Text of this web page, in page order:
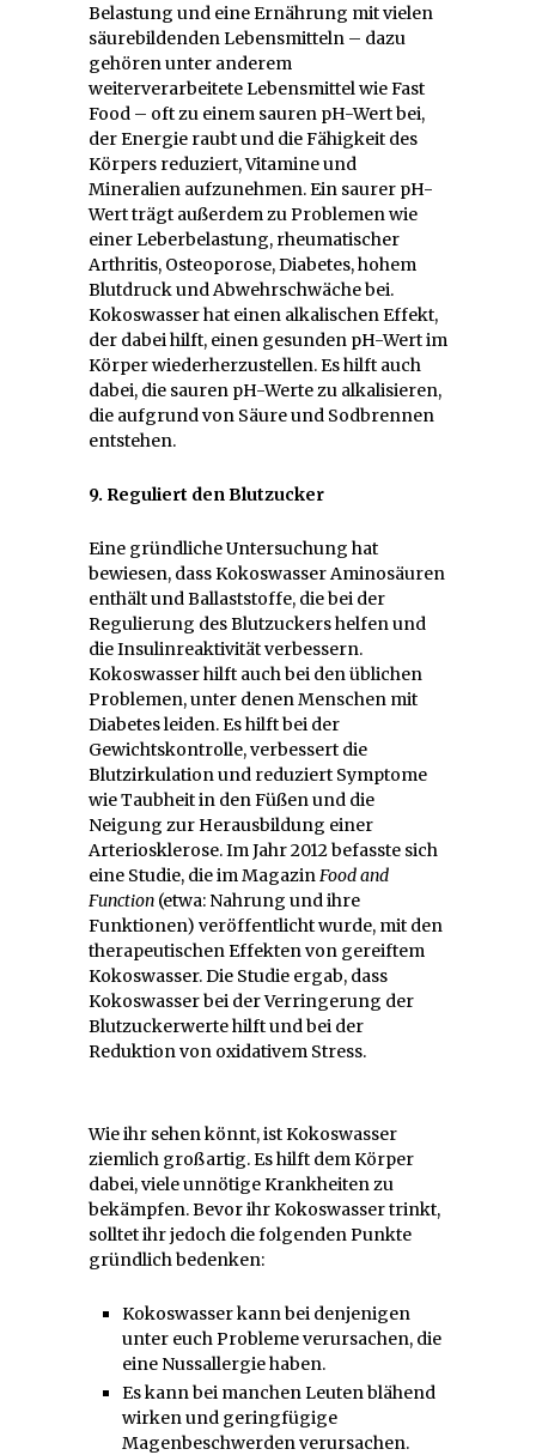
Belastung und eine Ernährung mit vielen
säurebildenden Lebensmitteln – dazu
gehören unter anderem
weiterverarbeitete Lebensmittel wie Fast
Food – oft zu einem sauren pH-Wert bei,
der Energie raubt und die Fähigkeit des
Körpers reduziert, Vitamine und
Mineralien aufzunehmen. Ein saurer pH-
Wert trägt außerdem zu Problemen wie
einer Leberbelastung, rheumatischer
Arthritis, Osteoporose, Diabetes, hohem
Blutdruck und Abwehrschwäche bei.
Kokoswasser hat einen alkalischen Effekt,
der dabei hilft, einen gesunden pH-Wert im
Körper wiederherzustellen. Es hilft auch
dabei, die sauren pH-Werte zu alkalisieren,
die aufgrund von Säure und Sodbrennen
entstehen.
9. Reguliert den Blutzucker
Eine gründliche Untersuchung hat
bewiesen, dass Kokoswasser Aminosäuren
enthält und Ballaststoffe, die bei der
Regulierung des Blutzuckers helfen und
die Insulinreaktivität verbessern.
Kokoswasser hilft auch bei den üblichen
Problemen, unter denen Menschen mit
Diabetes leiden. Es hilft bei der
Gewichtskontrolle, verbessert die
Blutzirkulation und reduziert Symptome
wie Taubheit in den Füßen und die
Neigung zur Herausbildung einer
Arteriosklerose. Im Jahr 2012 befasste sich
eine Studie, die im MagazinFood and
Function (etwa: Nahrung und ihre
Funktionen) veröffentlicht wurde, mit den
therapeutischen Effekten von gereiftem
Kokoswasser. Die Studie ergab, dass
Kokoswasser bei der Verringerung der
Blutzuckerwerte hilft und bei der
Reduktion von oxidativem Stress.
Wie ihr sehen könnt, ist Kokoswasser
ziemlich großartig. Es hilft dem Körper
dabei, viele unnötige Krankheiten zu
bekämpfen. Bevor ihr Kokoswasser trinkt,
solltet ihr jedoch die folgenden Punkte
gründlich bedenken:
Kokoswasser kann bei denjenigen
unter euch Probleme verursachen, die
eine Nussallergie haben.
Es kann bei manchen Leuten blähend
wirken und geringfügige
Magenbeschwerden verursachen.